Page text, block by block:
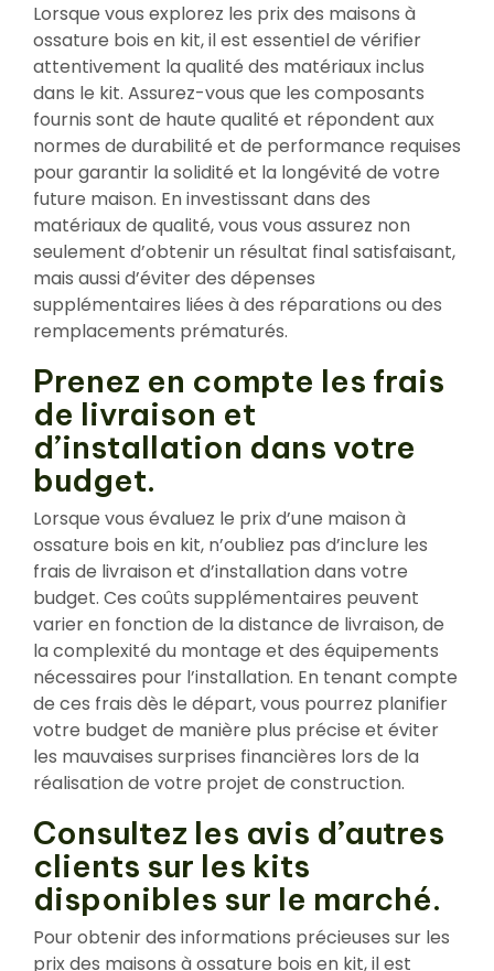
Lorsque vous explorez les prix des maisons à
ossature bois en kit, il est essentiel de vérifier
attentivement la qualité des matériaux inclus
dans le kit. Assurez-vous que les composants
fournis sont de haute qualité et répondent aux
normes de durabilité et de performance requises
pour garantir la solidité et la longévité de votre
future maison. En investissant dans des
matériaux de qualité, vous vous assurez non
seulement d’obtenir un résultat final satisfaisant,
mais aussi d’éviter des dépenses
supplémentaires liées à des réparations ou des
remplacements prématurés.
Prenez en compte les frais
de livraison et
d’installation dans votre
budget.
Lorsque vous évaluez le prix d’une maison à
ossature bois en kit, n’oubliez pas d’inclure les
frais de livraison et d’installation dans votre
budget. Ces coûts supplémentaires peuvent
varier en fonction de la distance de livraison, de
la complexité du montage et des équipements
nécessaires pour l’installation. En tenant compte
de ces frais dès le départ, vous pourrez planifier
votre budget de manière plus précise et éviter
les mauvaises surprises financières lors de la
réalisation de votre projet de construction.
Consultez les avis d’autres
clients sur les kits
disponibles sur le marché.
Pour obtenir des informations précieuses sur les
prix des maisons à ossature bois en kit, il est